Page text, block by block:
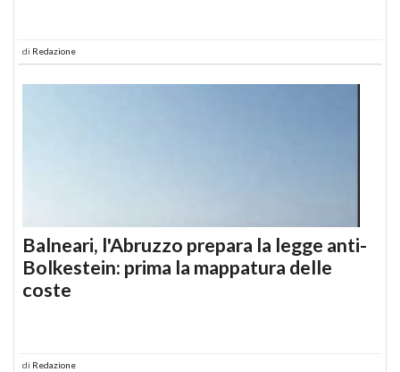
di Redazione
Balneari, l'Abruzzo prepara la legge anti-
Bolkestein: prima la mappatura delle
coste
di Redazione